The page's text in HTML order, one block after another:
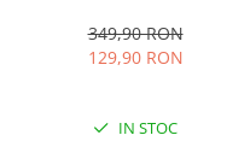
taiere, Negru
349,90 RON
129,90 RON
IN STOC